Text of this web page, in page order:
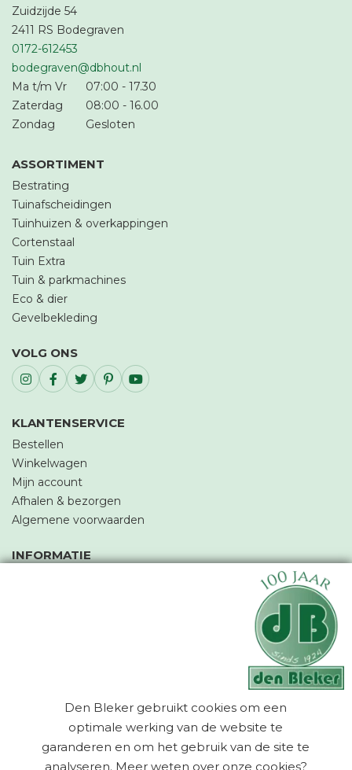
Zuidzijde 54
2411 RS Bodegraven
0172-612453
bodegraven@dbhout.nl
Ma t/m Vr
07:00 - 17.30
Zaterdag
08:00 - 16.00
Zondag
Gesloten
ASSORTIMENT
Bestrating
Tuinafscheidingen
Tuinhuizen & overkappingen
Cortenstaal
Tuin Extra
Tuin & parkmachines
Eco & dier
Gevelbekleding
VOLG ONS
KLANTENSERVICE
Bestellen
Winkelwagen
Mijn account
Afhalen & bezorgen
Algemene voorwaarden
INFORMATIE
© 2026 M. den Bleker en Zn. BV
algemene voorwaarden
privacy verklaring
Den Bleker gebruikt cookies om een
optimale werking van de website te
garanderen en om het gebruik van de site te
analyseren. Meer weten over onze cookies?